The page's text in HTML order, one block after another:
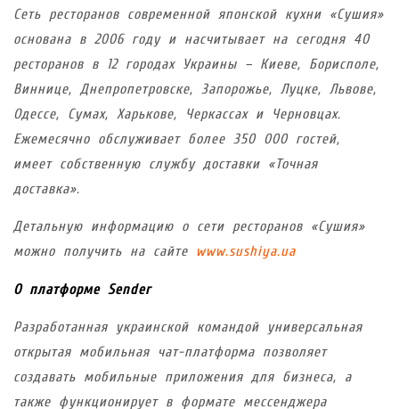
Сеть ресторанов современной японской кухни «Сушия»
основана в 2006 году и насчитывает на сегодня 40
ресторанов в 12 городах Украины – Киеве, Борисполе,
Виннице, Днепропетровске, Запорожье, Луцке, Львове,
Одессе, Сумах, Харькове, Черкассах и Черновцах.
Ежемесячно обслуживает более 350 000 гостей,
имеет собственную службу доставки «Точная
доставка».
Детальную информацию о сети ресторанов «Сушия»
можно получить на сайте www.sushiya.ua
О платформе Sender
Разработанная украинской командой универсальная
открытая мобильная чат-платформа позволяет
создавать мобильные приложения для бизнеса, а
также функционирует в формате мессенджера